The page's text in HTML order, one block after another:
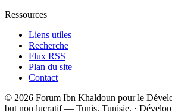
Ressources
Liens utiles
Recherche
Flux RSS
Plan du site
Contact
© 2026 Forum Ibn Khaldoun pour le
but non lucratif — Tunis, Tunisie. ·